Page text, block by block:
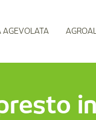
AGEVOLATA